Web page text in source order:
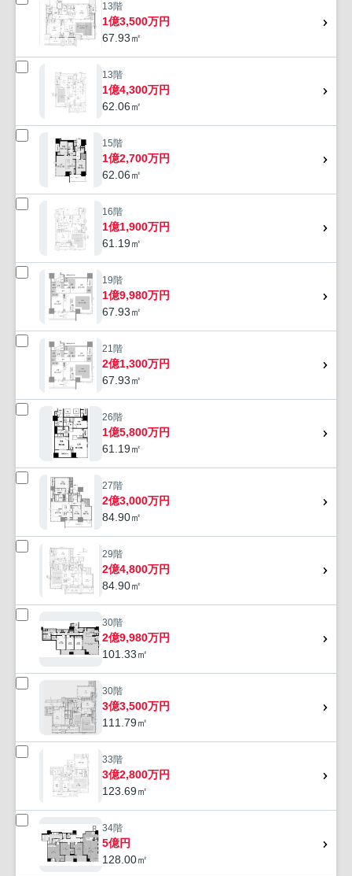
13階
1億3,500万円
67.93㎡
13階
1億4,300万円
62.06㎡
15階
1億2,700万円
62.06㎡
16階
1億1,900万円
61.19㎡
19階
1億9,980万円
67.93㎡
21階
2億1,300万円
67.93㎡
26階
1億5,800万円
61.19㎡
27階
2億3,000万円
84.90㎡
29階
2億4,800万円
84.90㎡
30階
2億9,980万円
101.33㎡
30階
3億3,500万円
111.79㎡
33階
3億2,800万円
123.69㎡
34階
5億円
128.00㎡